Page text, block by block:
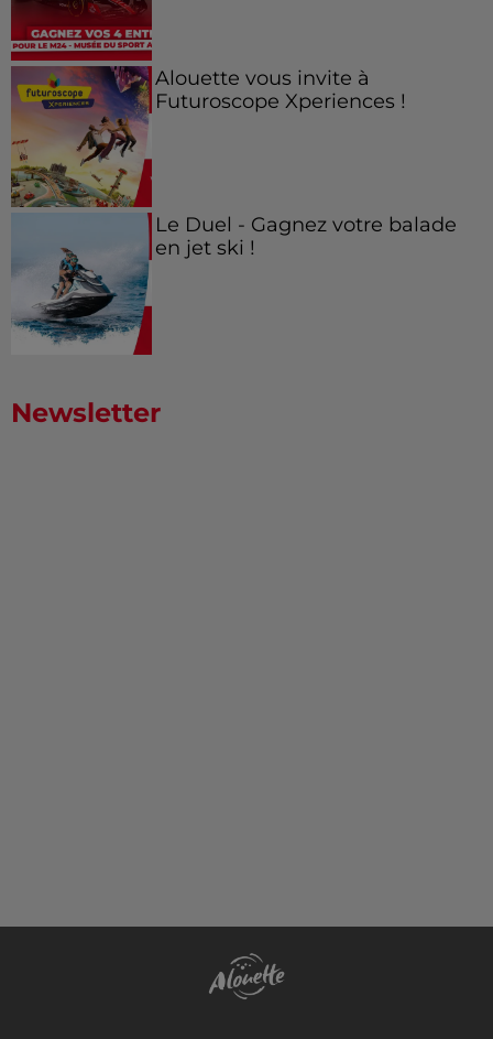
Alouette vous invite à
Futuroscope Xperiences !
Le Duel - Gagnez votre balade
en jet ski !
Newsletter